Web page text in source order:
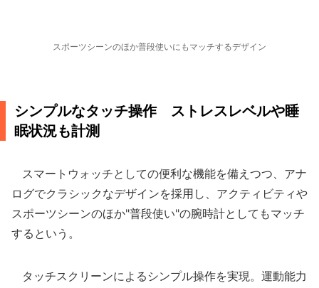
スポーツシーンのほか普段使いにもマッチするデザイン
シンプルなタッチ操作 ストレスレベルや睡
眠状況も計測
スマートウォッチとしての便利な機能を備えつつ、アナ
ログでクラシックなデザインを採用し、アクティビティや
スポーツシーンのほか"普段使い"の腕時計としてもマッチ
するという。
タッチスクリーンによるシンプル操作を実現。運動能力